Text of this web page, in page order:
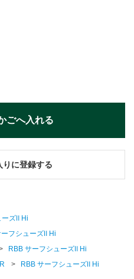
りに登録する
ズⅡ Hi
ーフシューズⅡ Hi
RBB サーフシューズⅡ Hi
> RBB サーフシューズⅡ Hi